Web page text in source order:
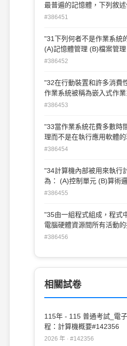
最普遍的記憶體，下列敘
(A)兩種都是揮發性記憶體 (B)在 PC 系統中
比 SRAM 快
#386451
"31下列何者不是作業系統
(A)記憶體管理 (B)檔案管理 (C)輸出入管理
(D)出缺勤管理"
#386452
"32在行動裝置和許多消費
作業系統被稱為嵌入式作業
式作業系統通常會長駐在何
#386453
"33當作業系統花費多數時
理而不是在執行應用軟體的現
緩衝處理（Buffered Processing
（Phishing） (D)輾
#386454
"34計算機內部被用來執行
為： (A)控制單元 (B)算術邏輯單元 (C)輸出
入單元 (D)記憶體單元"
#386455
"35由一組程式組成，程式
電腦硬體資源間所有活動的
(A)公用程式 (B)開發程式 (C)作業系統 (D)
#386456
相關試卷
115年 - 115 普通考試_電
程：計算機概要#142356
2026 年 · #142356